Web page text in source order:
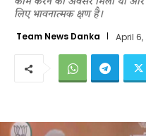
लिए भावनात्मक क्षण है।
Team News Danka April 6,